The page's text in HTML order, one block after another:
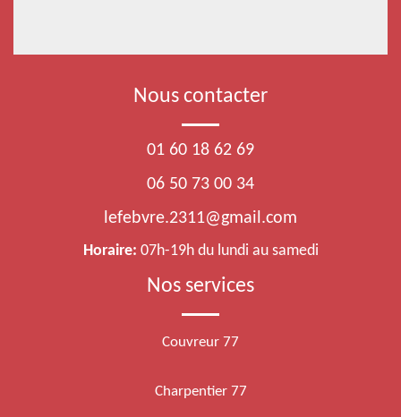
Nous contacter
01 60 18 62 69
06 50 73 00 34
lefebvre.2311@gmail.com
Horaire: 07h-19h du lundi au samedi
Nos services
Couvreur 77
Charpentier 77